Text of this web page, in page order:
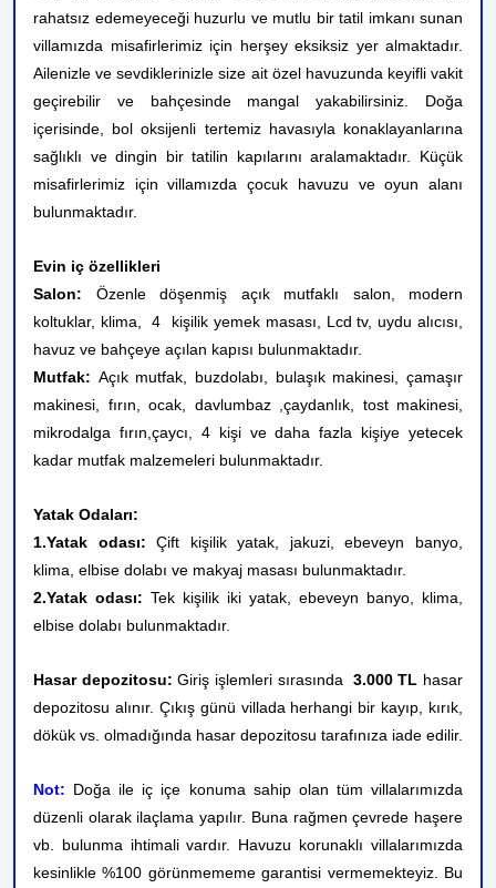
rahatsız edemeyeceği huzurlu ve mutlu bir tatil imkanı sunan
villamızda misafirlerimiz için herşey eksiksiz yer almaktadır.
Ailenizle ve sevdiklerinizle size ait özel havuzunda keyifli vakit
geçirebilir ve bahçesinde mangal yakabilirsiniz. Doğa
içerisinde, bol oksijenli tertemiz havasıyla konaklayanlarına
sağlıklı ve dingin bir tatilin kapılarını aralamaktadır. Küçük
misafirlerimiz için villamızda çocuk havuzu ve oyun alanı
bulunmaktadır.
Evin iç özellikleri
Salon: Özenle döşenmiş açık mutfaklı salon, modern
koltuklar, klima, 4 kişilik yemek masası, Lcd tv, uydu alıcısı,
havuz ve bahçeye açılan kapısı bulunmaktadır.
Mutfak: Açık mutfak, buzdolabı, bulaşık makinesi, çamaşır
makinesi, fırın, ocak, davlumbaz ,çaydanlık, tost makinesi,
mikrodalga fırın,çaycı, 4 kişi ve daha fazla kişiye yetecek
kadar mutfak malzemeleri bulunmaktadır.
Yatak Odaları:
1.Yatak odası:Çift kişilik yatak, jakuzi, ebeveyn banyo,
klima, elbise dolabı ve makyaj masası bulunmaktadır.
2.Yatak odası: Tek kişilik iki yatak, ebeveyn banyo, klima,
elbise dolabı bulunmaktadır.
Hasar depozitosu:Giriş işlemleri sırasında 3.000 TL hasar
depozitosu alınır. Çıkış günü villada herhangi bir kayıp, kırık,
dökük vs. olmadığında hasar depozitosu tarafınıza iade edilir.
Not: Doğa ile iç içe konuma sahip olan tüm villalarımızda
düzenli olarak ilaçlama yapılır. Buna rağmen çevrede haşere
vb. bulunma ihtimali vardır. Havuzu korunaklı villalarımızda
kesinlikle %100 görünmememe garantisi vermemekteyiz. Bu